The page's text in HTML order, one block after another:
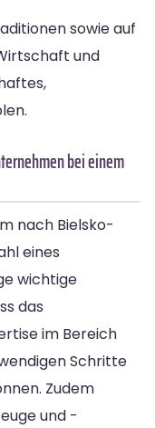
sowie auf
und
bei einem
nach Bielsko-
eines
wichtige
das
im Bereich
Schritte
Zudem
und -